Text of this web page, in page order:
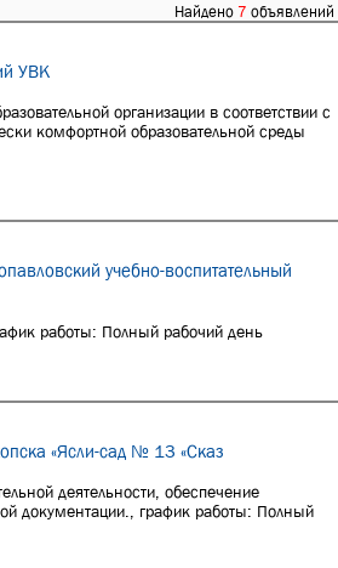
Найдено 7 объявлений
УВК
организации в соответствии с
комфортной образовательной среды
учебно-воспитательный
работы: Полный рабочий день
«Ясли-сад № 13 «Сказ
деятельности, обеспечение
документации., график работы: Полный